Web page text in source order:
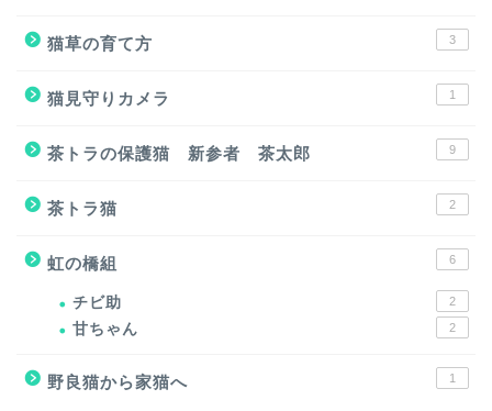
猫草の育て方 3
猫見守りカメラ 1
茶トラの保護猫 新参者 茶太郎 9
茶トラ猫 2
虹の橋組 6
チビ助 2
甘ちゃん 2
野良猫から家猫へ 1